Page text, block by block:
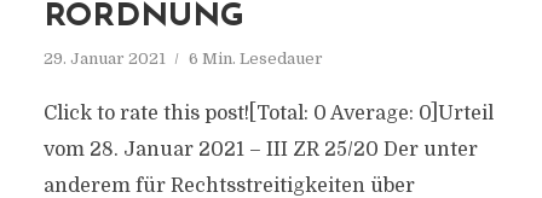
RORDNUNG
29. Januar 2021 6 Min. Lesedauer
Click to rate this post![Total: 0 Average: 0]Urteil
vom 28. Januar 2021 – III ZR 25/20 Der unter
anderem für Rechtsstreitigkeiten über